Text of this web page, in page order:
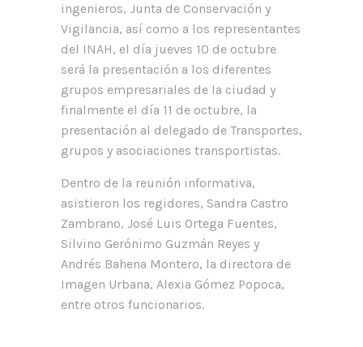
ingenieros, Junta de Conservación y
Vigilancia, así como a los representantes
del INAH, el día jueves 10 de octubre
será la presentación a los diferentes
grupos empresariales de la ciudad y
finalmente el día 11 de octubre, la
presentación al delegado de Transportes,
grupos y asociaciones transportistas.
Dentro de la reunión informativa,
asistieron los regidores, Sandra Castro
Zambrano, José Luis Ortega Fuentes,
Silvino Gerónimo Guzmán Reyes y
Andrés Bahena Montero, la directora de
Imagen Urbana, Alexia Gómez Popoca,
entre otros funcionarios.